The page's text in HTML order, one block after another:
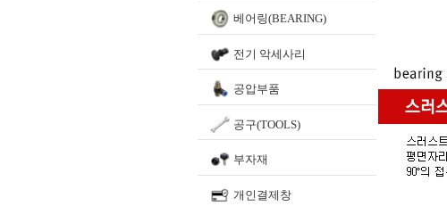
베어링(BEARING)
전기 악세사리
공압부품
공구(TOOLS)
부자재
개인결제창